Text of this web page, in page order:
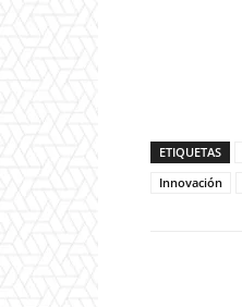
ETIQUETAS
Innovación